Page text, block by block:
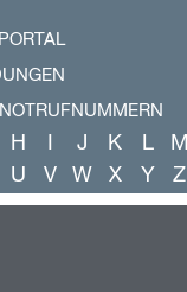
H J K L
M
U V W X Y Z